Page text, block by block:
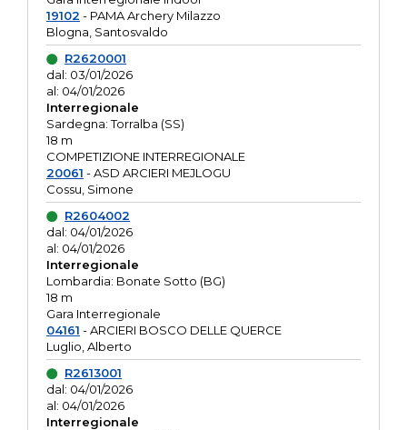
19102 - PAMA Archery Milazzo
Blogna, Santosvaldo
R2620001
dal: 03/01/2026
al: 04/01/2026
Interregionale
Sardegna: Torralba (SS)
18 m
COMPETIZIONE INTERREGIONALE
20061 - ASD ARCIERI MEJLOGU
Cossu, Simone
R2604002
dal: 04/01/2026
al: 04/01/2026
Interregionale
Lombardia: Bonate Sotto (BG)
18 m
Gara Interregionale
04161 - ARCIERI BOSCO DELLE QUERCE
Luglio, Alberto
R2613001
dal: 04/01/2026
al: 04/01/2026
Interregionale